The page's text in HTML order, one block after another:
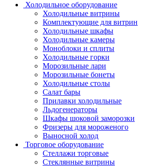
Холодильное оборудование
Холодильные витрины
Комплектующие для витрин
Холодильные шкафы
Холодильные камеры
Моноблоки и сплиты
Холодильные горки
Морозильные лари
Морозильные бонеты
Холодильные столы
Салат бары
Прилавки холодильные
Льдогенераторы
Шкафы шоковой заморозки
Фризеры для мороженого
Выносной холод
Торговое оборудование
Стеллажи торговые
Стеклянные витрины